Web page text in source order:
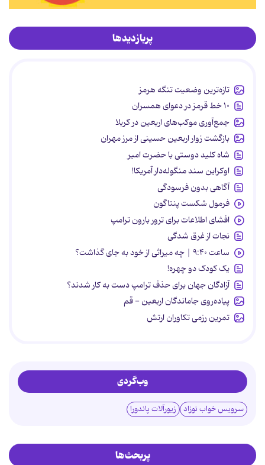
پربازدیدها
تازه‌ترین وضعیت تنگه هرمز
۱۰ خط قرمز در دعوای همسران
جمع‌آوری موکب‌های اربعین در کربلا
بازگشت زوار اربعین حسینی از مرز مهران
شاه کلید دوستی با حضرت امیر
اوکراین سند منگوله‌دار آمریکا!
آگاهی بدون فرسودگی
فرمول شکست پنتاگون
افشای اطلاعات برای ترور بارون ترامپ
نجات از غرق شدگی
ساعت ۹:۴۰ | چه میراثی از خود به جای گذاشت؟
یک کودک دو چهره!
آزادگان جهان برای حذف ترامپ دست به کار شدند؟
پیاده‌روی جاماندگان اربعین - قم
تمرین رزمی تکاوران ارتش
وب‌گردی
سرویس خواب نوزاد زیورآلات پاندورا
پربحث‌ها